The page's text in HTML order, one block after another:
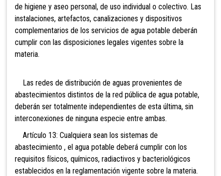
de higiene y aseo personal, de uso individual o colectivo. Las
instalaciones, artefactos, canalizaciones y dispositivos
complementarios de los servicios de agua potable deberán
cumplir con las disposiciones legales vigentes sobre la
materia.
Las redes de distribución de aguas provenientes de
abastecimientos distintos de la red pública de agua potable,
deberán ser totalmente independientes de esta última, sin
interconexiones de ninguna especie entre ambas.
Artículo 13: Cualquiera sean los sistemas de
abastecimiento , el agua potable deberá cumplir con los
requisitos físicos, químicos, radiactivos y bacteriológicos
establecidos en la reglamentación vigente sobre la materia.